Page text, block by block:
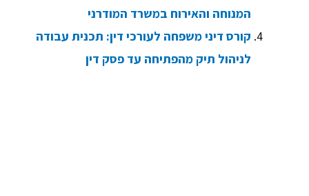
המנוחה והאירוח במשרד המודרני
קורס דיני משפחה לעורכי דין: תכנית עבודה
לניהול תיק מהפתיחה עד פסק דין